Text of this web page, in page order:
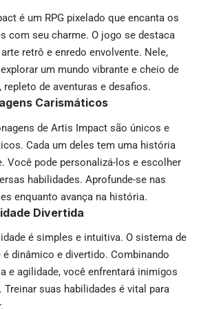
é um RPG pixelado que encanta os
com seu charme. O jogo se destaca
retrô e enredo envolvente. Nele,
um mundo vibrante e cheio de
repleto de aventuras e desafios.
Carismáticos
de Artis Impact são únicos e
Cada um deles tem uma história
Você pode personalizá-los e escolher
habilidades. Aprofunde-se nas
enquanto avança na história.
Divertida
é simples e intuitiva. O sistema de
dinâmico e divertido. Combinando
e agilidade, você enfrentará inimigos
Treinar suas habilidades é vital para